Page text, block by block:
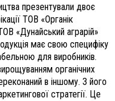
презентували двоє
ТОВ «Органік
«Дунайський аграрій»
має свою специфіку
для виробників.
органічних
в іншому. З його
стратегії. Це